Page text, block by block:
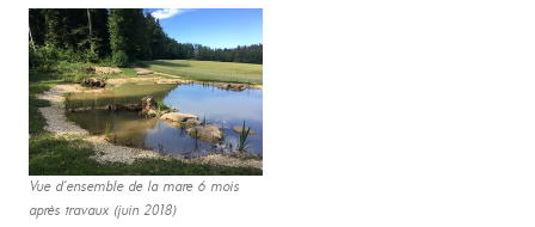
Vue d‘ensemble de la mare 6 mois
après travaux (juin 2018)